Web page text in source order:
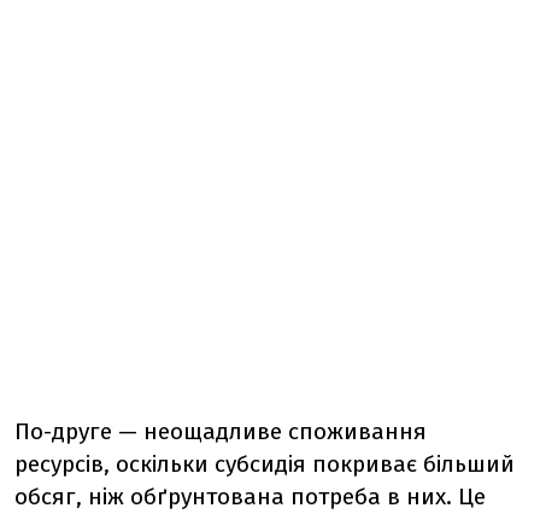
По-друге — неощадливе споживання
ресурсів, оскільки субсидія покриває більший
обсяг, ніж обґрунтована потреба в них. Це